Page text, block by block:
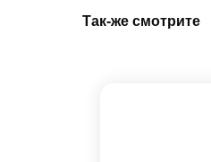
Так-же смотрите